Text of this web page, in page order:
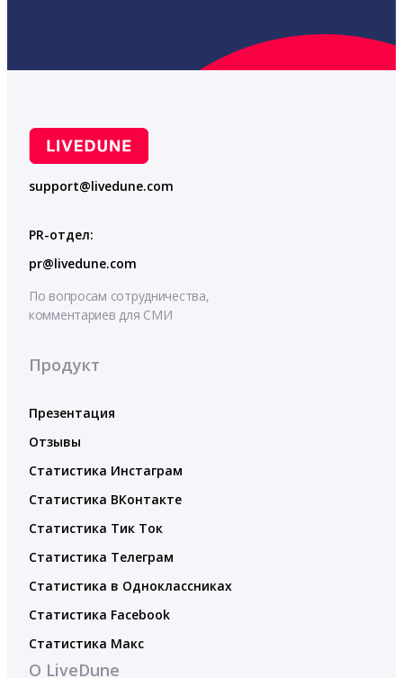
support@livedune.com
PR-отдел:
pr@livedune.com
По вопросам сотрудничества,
комментариев для СМИ
Продукт
Презентация
Отзывы
Статистика Инстаграм
Статистика ВКонтакте
Статистика Тик Ток
Статистика Телеграм
Статистика в Одноклассниках
Статистика Facebook
Статистика Макс
О LiveDune